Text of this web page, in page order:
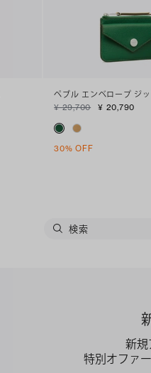
ペブル エンベロープ ジ
¥ 29,700
¥ 20,790
30% OFF
新規
特別オファ